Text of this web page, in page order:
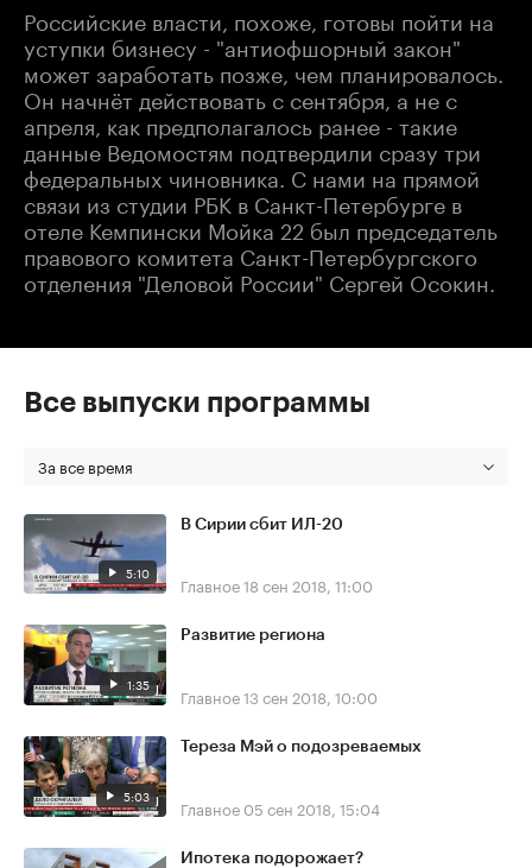
Российские власти, похоже, готовы пойти на
уступки бизнесу - "антиофшорный закон"
может заработать позже, чем планировалось.
Он начнёт действовать с сентября, а не с
апреля, как предполагалось ранее - такие
данные Ведомостям подтвердили сразу три
федеральных чиновника. С нами на прямой
связи из студии РБК в Санкт-Петербурге в
отеле Кемпински Мойка 22 был председатель
правового комитета Санкт-Петербургского
отделения "Деловой России" Сергей Осокин.
Все выпуски программы
За все время
5:10
В Сирии сбит ИЛ-20
Главное18 сен 2018, 11:00
1:35
Развитие региона
Главное13 сен 2018, 10:00
5:03
Тереза Мэй о подозреваемых
Главное 05 сен 2018, 15:04
Ипотека подорожает?